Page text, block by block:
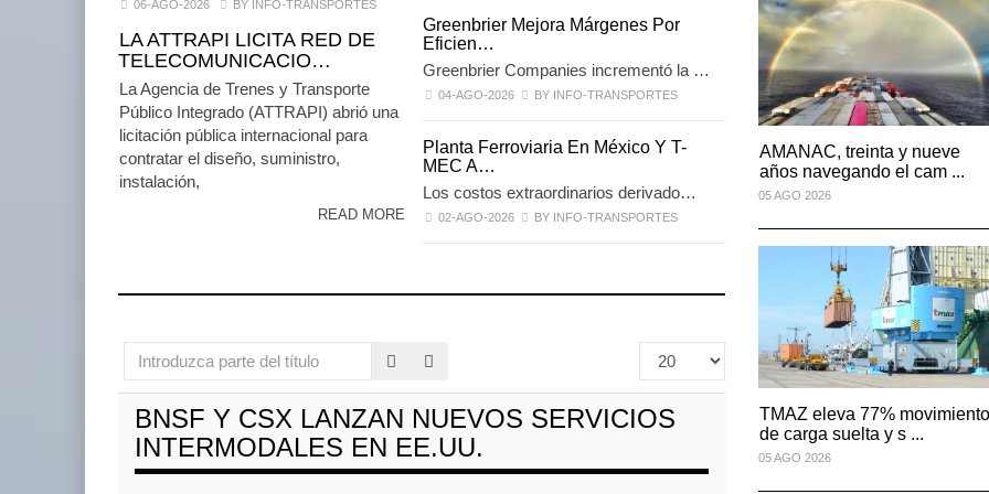
06-AGO-2026 BY INFO-TRANSPORTES
LA ATTRAPI LICITA RED DE
TELECOMUNICACIO…
La Agencia de Trenes y Transporte
Público Integrado (ATTRAPI) abrió una
licitación pública internacional para
contratar el diseño, suministro,
instalación,
READ MORE
Greenbrier Mejora Márgenes Por
Eficien…
Greenbrier Companies incrementó la …
04-AGO-2026 BY INFO-TRANSPORTES
Planta Ferroviaria En México Y T-
MEC A…
Los costos extraordinarios derivado…
02-AGO-2026 BY INFO-TRANSPORTES
Introduzca
parte
del
título
Cantidad
a
mostrar
BNSF Y CSX LANZAN NUEVOS SERVICIOS
INTERMODALES EN EE.UU.
AMANAC, treinta y nueve
años navegando el cam ...
TMAZ eleva 77% movimiento
de carga suelta y s ...
05 AGO 2026
AMANAC, treinta y nueve
05 AGO 2026
TMAZ eleva 77% movimiento
de carga suelta y s ...
AMANAC, treinta y nueve
años navegando el cam ...
05 AGO 2026
TMAZ eleva 77% movimiento
de carga suelta y s ...
05 AGO 2026
La ATTRAPI licita red de
telecomuni ...
La ATTRAPI licita red de
telecomuni ...
06 AGO 2026
ExxonMobil lleva mantenimiento predictivo
05 AGO 2026
Miguel Ángel Bres encabezará seguridad
ExxonMobil lleva mantenimiento